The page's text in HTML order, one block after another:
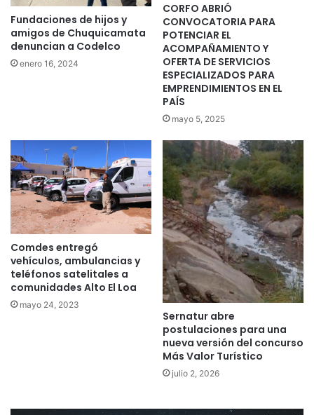
Fundaciones de hijos y
amigos de Chuquicamata
denuncian a Codelco
enero 16, 2024
CORFO ABRIÓ
CONVOCATORIA PARA
POTENCIAR EL
ACOMPAÑAMIENTO Y
OFERTA DE SERVICIOS
ESPECIALIZADOS PARA
EMPRENDIMIENTOS EN EL
PAÍS
mayo 5, 2025
Comdes entregó
vehículos, ambulancias y
teléfonos satelitales a
comunidades Alto El Loa
mayo 24, 2023
Sernatur abre
postulaciones para una
nueva versión del concurso
Más Valor Turístico
julio 2, 2026